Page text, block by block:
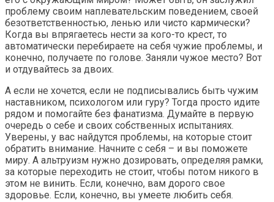
проблему своим наплевательским поведением, своей
безответственностью, ленью или чисто кармически?
Когда вы впрягаетесь нести за кого-то крест, то
автоматически перебираете на себя чужие проблемы, и
конечно, получаете по голове. Заняли чужое место? Вот
и отдувайтесь за двоих.
А если не хочется, если не подписывались быть чужим
наставником, психологом или гуру? Тогда просто идите
рядом и помогайте без фанатизма. Думайте в первую
очередь о себе и своих собственных испытаниях.
Уверены, у вас найдутся проблемы, на которые стоит
обратить внимание. Начните с себя – и вы поможете
миру. А альтруизм нужно дозировать, определяя рамки,
за которые переходить не стоит, чтобы потом никого в
этом не винить. Если, конечно, вам дорого свое
здоровье. Если, конечно, вы умеете любить себя.